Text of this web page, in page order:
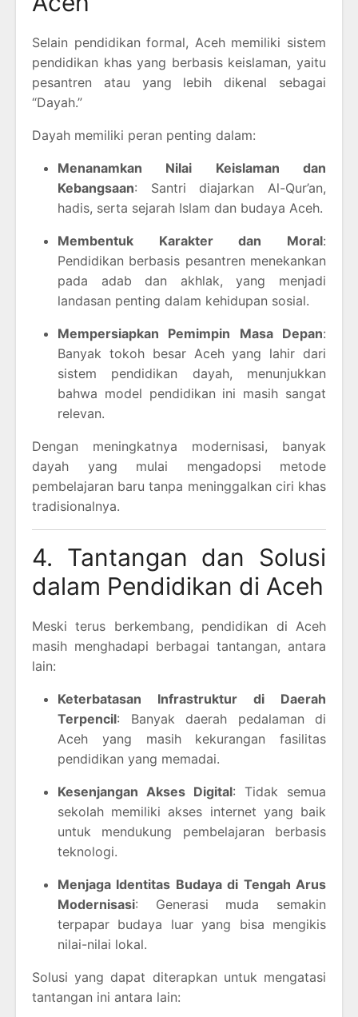
Selain pendidikan formal, Aceh memiliki sistem
pendidikan khas yang berbasis keislaman, yaitu
pesantren atau yang lebih dikenal sebagai
“Dayah.”
Dayah memiliki peran penting dalam:
Menanamkan Nilai Keislaman dan
Kebangsaan: Santri diajarkan Al-Qur’an,
hadis, serta sejarah Islam dan budaya Aceh.
Membentuk Karakter dan Moral:
Pendidikan berbasis pesantren menekankan
pada adab dan akhlak, yang menjadi
landasan penting dalam kehidupan sosial.
Mempersiapkan Pemimpin Masa Depan:
Banyak tokoh besar Aceh yang lahir dari
sistem pendidikan dayah, menunjukkan
bahwa model pendidikan ini masih sangat
relevan.
Dengan meningkatnya modernisasi, banyak
dayah yang mulai mengadopsi metode
pembelajaran baru tanpa meninggalkan ciri khas
tradisionalnya.
4. Tantangan dan Solusi
dalam Pendidikan di Aceh
Meski terus berkembang, pendidikan di Aceh
masih menghadapi berbagai tantangan, antara
lain:
Keterbatasan Infrastruktur di Daerah
Terpencil: Banyak daerah pedalaman di
Aceh yang masih kekurangan fasilitas
pendidikan yang memadai.
Kesenjangan Akses Digital: Tidak semua
sekolah memiliki akses internet yang baik
untuk mendukung pembelajaran berbasis
teknologi.
Menjaga Identitas Budaya di Tengah Arus
Modernisasi: Generasi muda semakin
terpapar budaya luar yang bisa mengikis
nilai-nilai lokal.
Solusi yang dapat diterapkan untuk mengatasi
tantangan ini antara lain: